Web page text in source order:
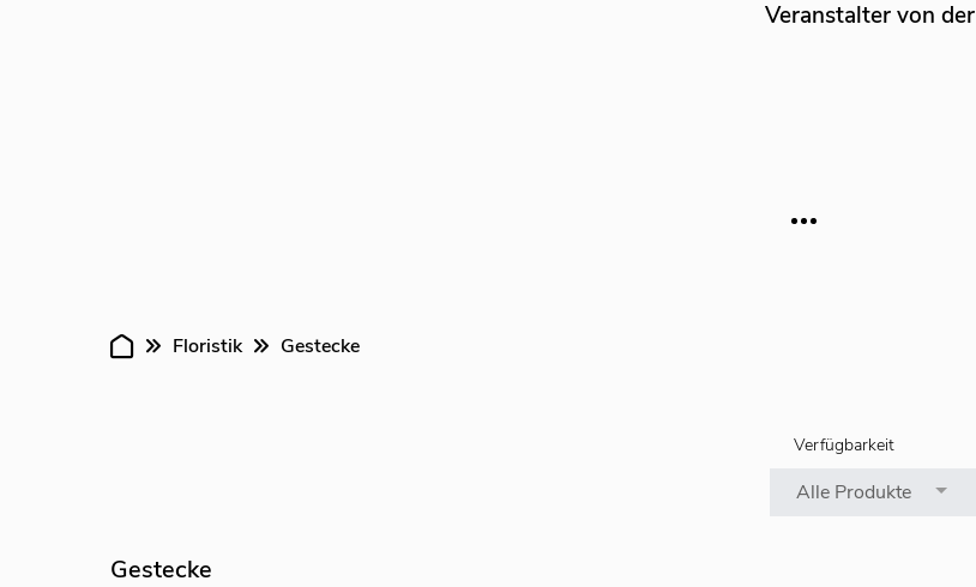
Veranstalter von der
Floristik Gestecke
Alle Produkte
Verfügbarkeit
Gestecke